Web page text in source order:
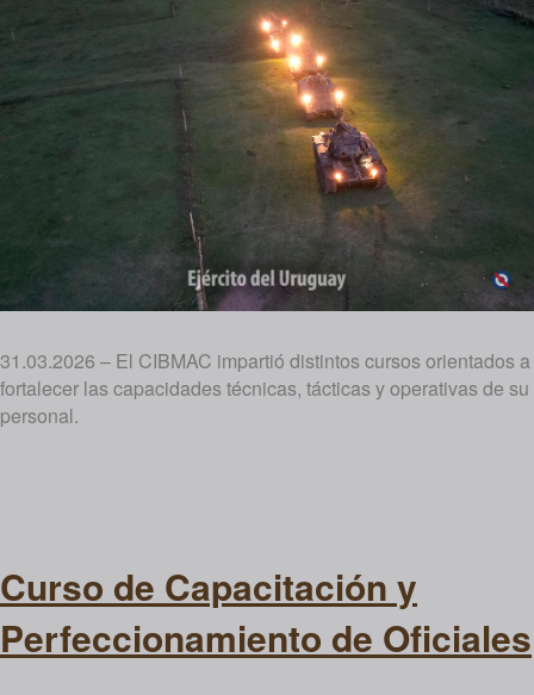
31.03.2026 – El CIBMAC impartió distintos cursos orientados a
fortalecer las capacidades técnicas, tácticas y operativas de su
personal.
Curso de Capacitación y
Perfeccionamiento de Oficiales